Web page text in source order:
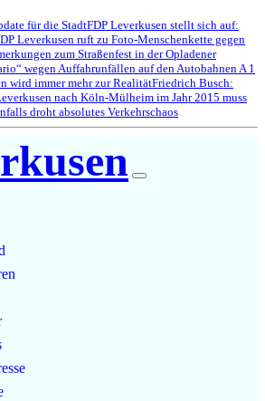
für die StadtFDP Leverkusen stellt sich auf:
Leverkusen ruft zu Foto-Menschenkette gegen
zum Straßenfest in der Opladener
wegen Auffahrunfällen auf den Autobahnen A 1
wird immer mehr zur RealitätFriedrich Busch:
nach Köln-Mülheim im Jahr 2015 muss
droht absolutes Verkehrschaos